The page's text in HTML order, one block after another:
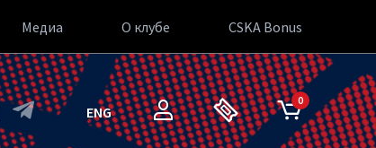
Медиа О клубе CSKA Bonus
ENG
0